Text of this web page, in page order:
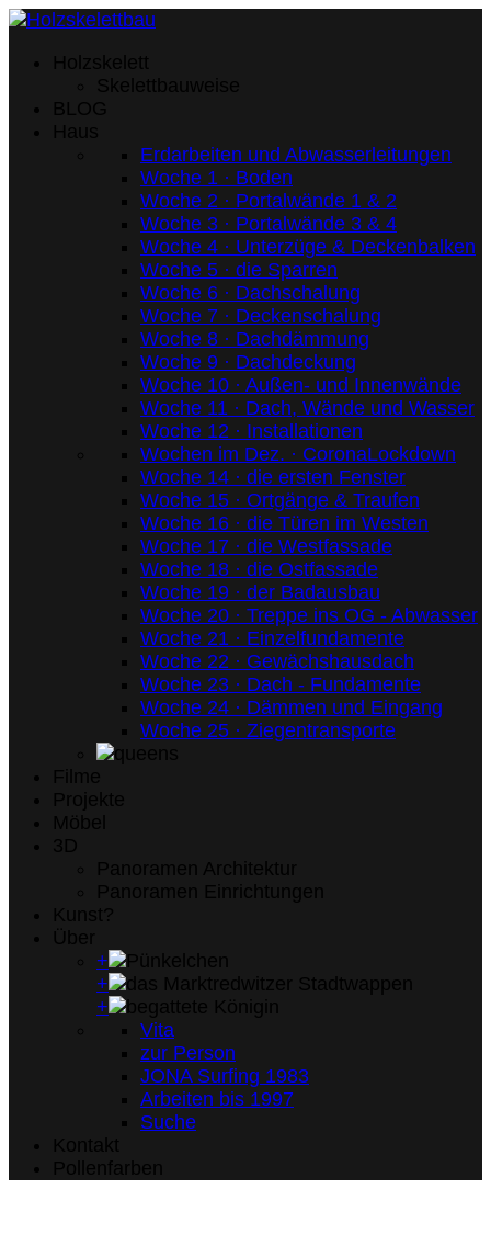
Erdarbeiten und Abwasserleitungen
Woche 1 · Boden
Woche 2 · Portalwände 1 & 2
Woche 3 · Portalwände 3 & 4
Woche 4 · Unterzüge & Deckenbalken
Woche 5 · die Sparren
Woche 6 · Dachschalung
Woche 7 · Deckenschalung
Woche 8 · Dachdämmung
Woche 9 · Dachdeckung
Woche 10 · Außen- und Innenwände
Woche 11 · Dach, Wände und Wasser
Woche 12 · Installationen
Wochen im Dez. · CoronaLockdown
Woche 14 · die ersten Fenster
Woche 15 · Ortgänge & Traufen
Woche 16 · die Türen im Westen
Woche 17 · die Westfassade
Woche 18 · die Ostfassade
Woche 19 · der Badausbau
Woche 20 · Treppe ins OG - Abwasser
Woche 21 · Einzelfundamente
Woche 22 · Gewächshausdach
Woche 23 · Dach - Fundamente
Woche 24 · Dämmen und Eingang
Woche 25 · Ziegentransporte
+
+
+
Vita
zur Person
JONA Surfing 1983
Arbeiten bis 1997
Suche